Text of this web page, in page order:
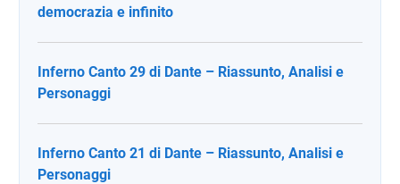
democrazia e infinito
Inferno Canto 29 di Dante – Riassunto, Analisi e
Personaggi
Inferno Canto 21 di Dante – Riassunto, Analisi e
Personaggi